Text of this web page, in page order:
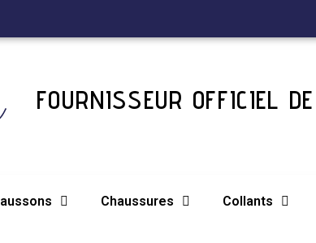
FOURNISSEUR OFFICIEL
Chaussures Collants